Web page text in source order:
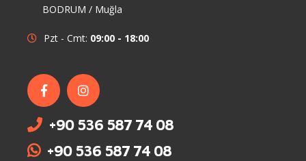
BODRUM / Muğla
Pzt - Cmt: 09:00 - 18:00
+90 536 587 74 08
+90 536 587 74 08